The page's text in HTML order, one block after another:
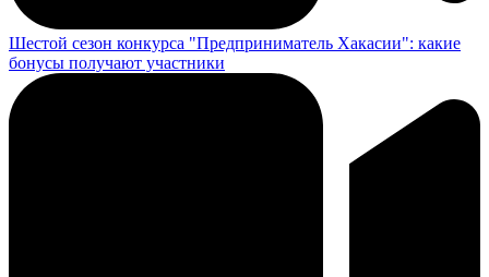
Шестой сезон конкурса "Предприниматель Хакасии": какие
бонусы получают участники